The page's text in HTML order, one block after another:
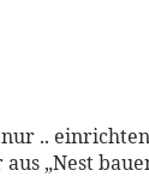
..
„Nest